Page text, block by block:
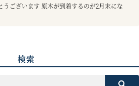
うございます 原木が到着するのが2月末にな
検索